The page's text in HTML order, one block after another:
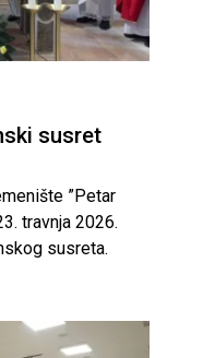
susret
”Petar
travnja 2026.
susreta.